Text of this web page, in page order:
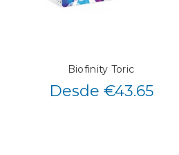
Biofinity Toric
Desde €43.65